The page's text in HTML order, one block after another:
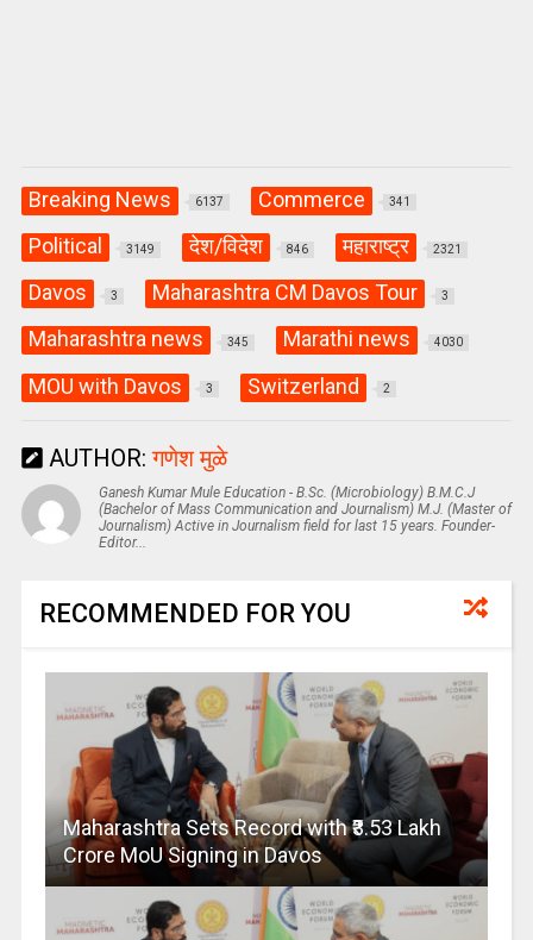
Breaking News 6137 Commerce 341
Political 3149 देश/विदेश 846 महाराष्ट्र 2321
Davos 3 Maharashtra CM Davos Tour 3
Maharashtra news 345 Marathi news 4030
MOU with Davos 3 Switzerland 2
AUTHOR:गणेश मुळे
Ganesh Kumar Mule Education - B.Sc. (Microbiology) B.M.C.J
(Bachelor of Mass Communication and Journalism) M.J. (Master of
Journalism) Active in Journalism field for last 15 years. Founder-
Editor...
RECOMMENDED FOR YOU
Maharashtra Sets Record with ₹3.53 Lakh
Crore MoU Signing in Davos